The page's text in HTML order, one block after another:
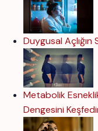
Duygusal Açlığın
Metabolik
Dengesini